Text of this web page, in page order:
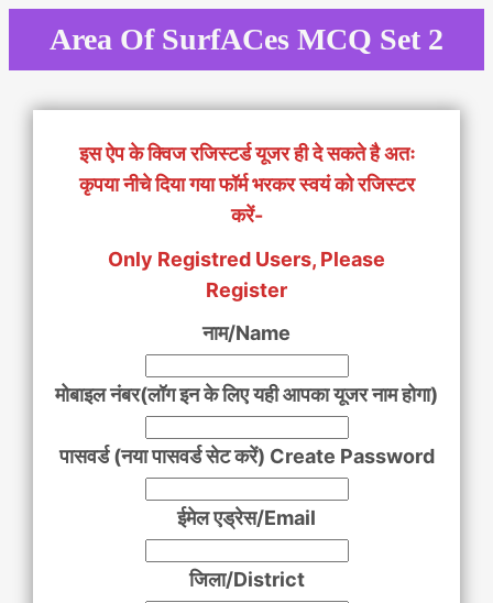
Area Of SurfACes MCQ Set 2
इस ऐप के क्विज रजिस्टर्ड यूजर ही दे सकते है अतः
कृपया नीचे दिया गया फॉर्म भरकर स्वयं को रजिस्टर
करें-
Only Registred Users, Please
Register
नाम/Name
मोबाइल नंबर(लॉग इन के लिए यही आपका यूजर नाम होगा)
पासवर्ड (नया पासवर्ड सेट करें) Create Password
ईमेल एड्रेस/Email
जिला/District